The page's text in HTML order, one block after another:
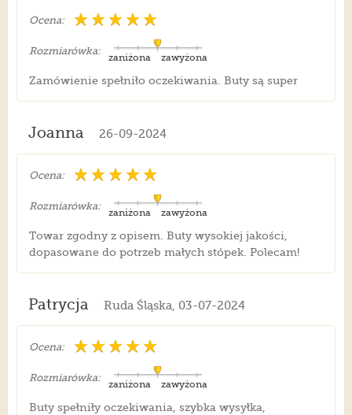
Ocena:
Rozmiarówka:
zawyżona
zaniżona
Zamówienie spełniło oczekiwania. Buty są super
Joanna 26-09-2024
Ocena:
Rozmiarówka:
zawyżona
zaniżona
Towar zgodny z opisem. Buty wysokiej jakości,
dopasowane do potrzeb małych stópek. Polecam!
Patrycja Ruda Śląska, 03-07-2024
Ocena:
Rozmiarówka:
zawyżona
zaniżona
Buty spełniły oczekiwania, szybka wysyłka,